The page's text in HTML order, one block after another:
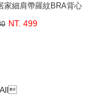
家細肩帶羅紋BRA背心
NT. 499
